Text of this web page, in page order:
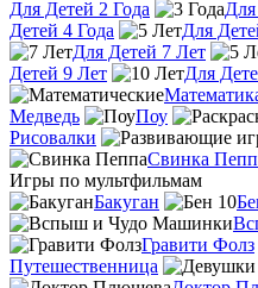
Для Детей 2 Года
Для
Детей 4 Года
Для
Для Детей 7 Лет
Детей 9 Лет
Для
Медведь
Поу
Рисовалки
Свинка
Игры по мультфильмам
Бакуган
Гравити Фолз
Путешественница